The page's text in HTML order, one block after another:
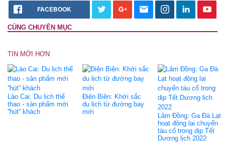
FACEBOOK
CÙNG CHUYÊN MỤC
TIN MỚI HƠN
Lào Cai: Du lịch thể
thao - sản phẩm mới
''hút'' khách
Điện Biên: Khởi sắc
du lịch từ đường bay
mới
Lâm Đồng: Ga Đà Lạt
hoạt động lại chuyến
tàu cổ trong dịp Tết
Dương lịch 2022